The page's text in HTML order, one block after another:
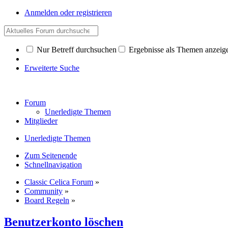
Anmelden oder registrieren
Nur Betreff durchsuchen Ergebnisse als Themen
Erweiterte Suche
Forum
Unerledigte Themen
Mitglieder
Unerledigte Themen
Zum Seitenende
Schnellnavigation
Classic Celica Forum »
Community »
Board Regeln »
Benutzerkonto löschen